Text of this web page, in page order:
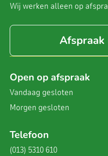
Wij werken alleen op
Afspraak
Open op afspraak
Vandaag gesloten
Morgen gesloten
Telefoon
(013) 5310 610